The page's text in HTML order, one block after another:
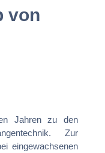
von
Jahren zu den
Zur
eingewachsenen